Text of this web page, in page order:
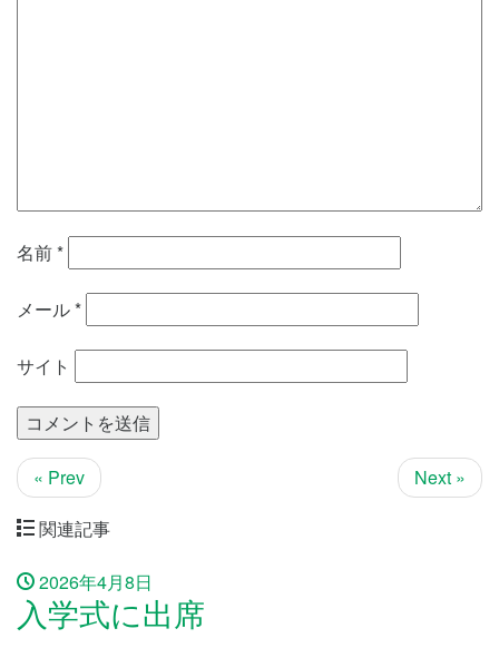
名前*
メール*
サイト
« Prev
Next »
関連記事
2026年4月8日
入学式に出席